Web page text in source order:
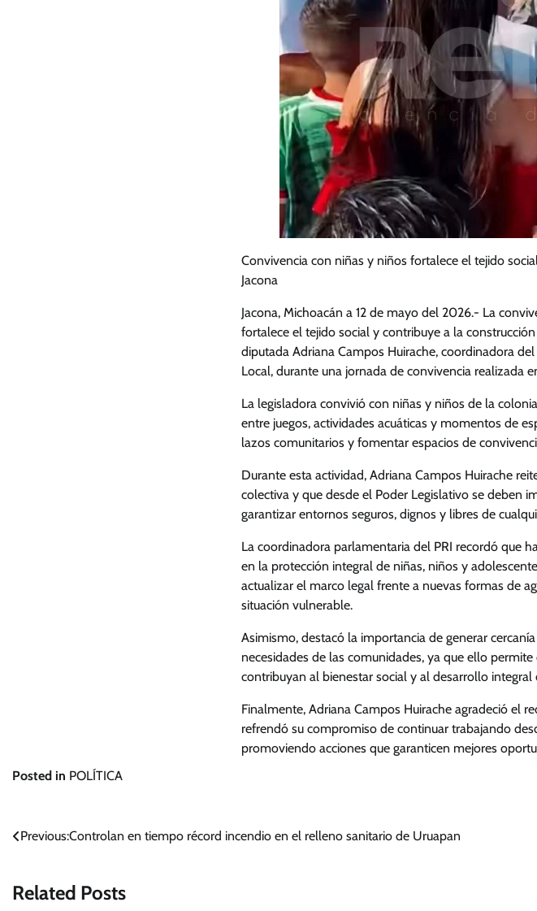
Convivencia con niñas y niños fortalece el tejido
Jacona
Jacona, Michoacán a 12 de mayo del 2026.- La
fortalece el tejido social y contribuye a la
diputada Adriana Campos Huirache, coordinadora
Local, durante una jornada de convivencia realizada
La legisladora convivió con niñas y niños de la
entre juegos, actividades acuáticas y momentos de
lazos comunitarios y fomentar espacios de
Durante esta actividad, Adriana Campos Huirache
colectiva y que desde el Poder Legislativo se deben
garantizar entornos seguros, dignos y libres de
La coordinadora parlamentaria del PRI recordó que
en la protección integral de niñas, niños y
actualizar el marco legal frente a nuevas formas de
situación vulnerable.
Asimismo, destacó la importancia de generar
necesidades de las comunidades, ya que ello
contribuyan al bienestar social y al desarrollo integral
Finalmente, Adriana Campos Huirache agradeció el
refrendó su compromiso de continuar trabajando
promoviendo acciones que garanticen mejores
Posted in POLÍTICA
Navegación
entradas
Previous:Controlan en tiempo récord incendio en el relleno sanitario de Uruapan
Related Posts